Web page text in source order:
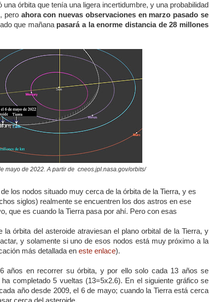
órbita que tenía una ligera incertidumbre, y una probabilidad
pero ahora con nuevas observaciones en marzo pasado se
que mañana pasará a la enorme distancia de 28 millones
mayo de 2022. A partir de cneos.jpl.nasa.gov/orbits/
los nodos situado muy cerca de la órbita de la Tierra, y es
siglos) realmente se encuentren los dos astros en ese
que es cuando la Tierra pasa por ahí. Pero con esas
la órbita del asteroide atraviesan el plano orbital de la Tierra, y
y solamente si uno de esos nodos está muy próximo a la
más detallada en este enlace).
años en recorrer su órbita, y por ello solo cada 13 años se
completado 5 vueltas (13=5x2.6). En el siguiente gráfico se
año desde 2009, el 6 de mayo; cuando la Tierra está cerca